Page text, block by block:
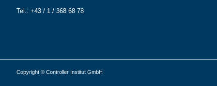
Tel.: +43 / 1 / 368 68 78
Copyright © Controller Institut GmbH